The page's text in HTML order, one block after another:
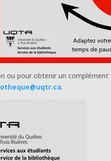
ou pour obtenir un complément
.